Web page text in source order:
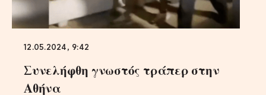
12.05.2024, 9:42
Συνελήφθη γνωστός τράπερ στην
Αθήνα